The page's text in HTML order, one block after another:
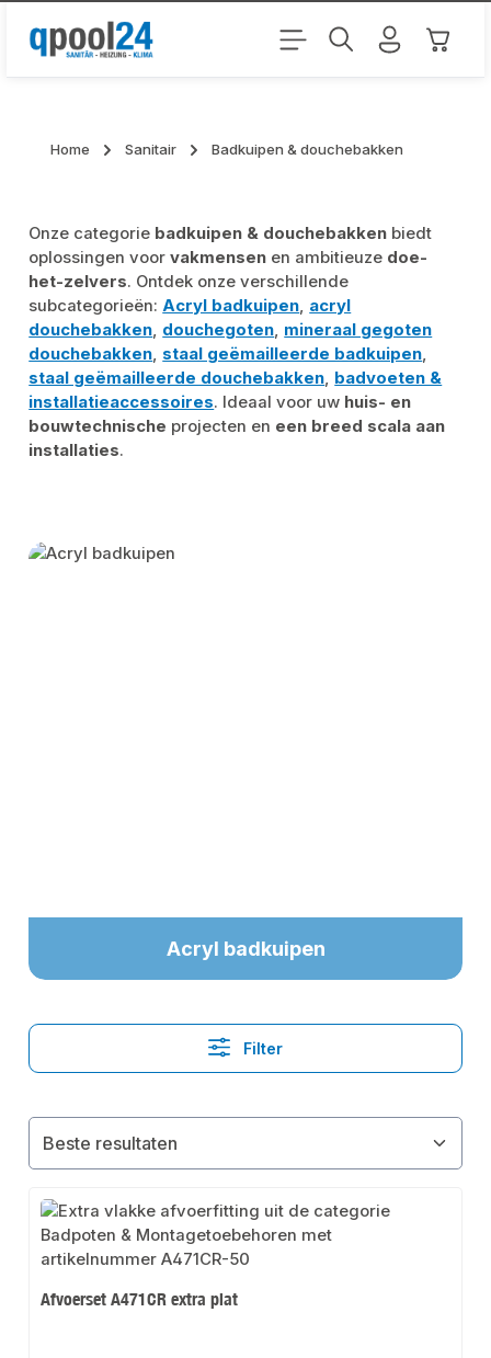
Ga naar de hoofdinhoud
Home Sanitair Badkuipen & douchebakken
Onze categorie badkuipen & douchebakken biedt
oplossingen voorvakmensen en ambitieuze doe-
het-zelvers. Ontdek onze verschillende
subcategorieën:Acryl badkuipen, acryl
douchebakken, douchegoten, mineraal gegoten
douchebakken, staal geëmailleerde badkuipen,
staal geëmailleerde douchebakken, badvoeten &
installatieaccessoires. Ideaal voor uw huis- en
bouwtechnische projecten en een breed scala aan
installaties.
Skip category gallery
Acryl badkuipen
Filter
Afvoerset A471CR extra plat